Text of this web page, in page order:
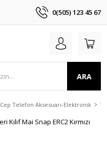
0(505) 123 45 67
ARA
Cep Telefon Aksesuarı-Elektronik